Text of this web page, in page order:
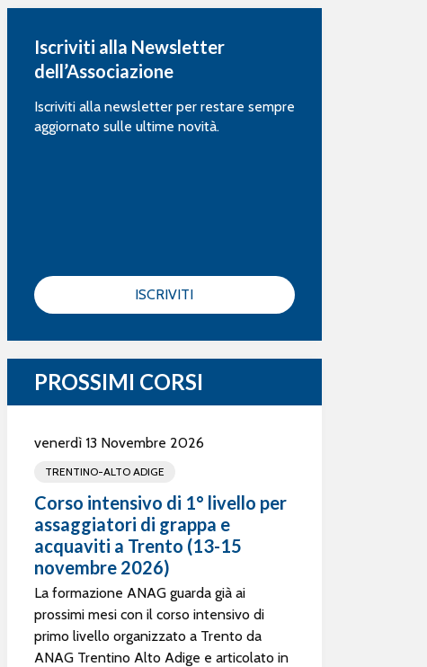
Iscriviti alla Newsletter
dell’Associazione
Iscriviti alla newsletter per restare sempre
aggiornato sulle ultime novità.
ISCRIVITI
PROSSIMI CORSI
venerdì 13 Novembre 2026
TRENTINO-ALTO ADIGE
Corso intensivo di 1° livello per
assaggiatori di grappa e
acquaviti a Trento (13-15
novembre 2026)
La formazione ANAG guarda già ai
prossimi mesi con il corso intensivo di
primo livello organizzato a Trento da
ANAG Trentino Alto Adige e articolato in